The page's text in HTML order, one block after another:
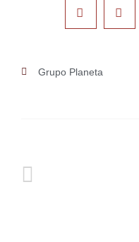
Grupo Planeta